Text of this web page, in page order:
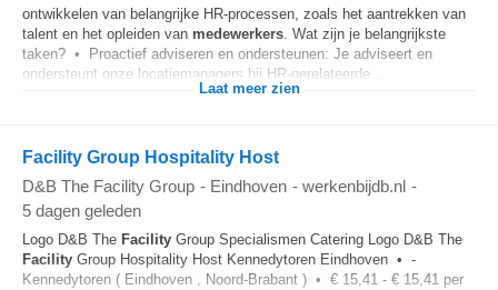
ontwikkelen van belangrijke HR-processen, zoals het aantrekken van
talent en het opleiden van medewerkers. Wat zijn je belangrijkste
taken? • Proactief adviseren en ondersteunen: Je adviseert en
ondersteunt onze locatiemanagers bij HR-gerelateerde...
Laat meer zien
Facility Group Hospitality Host
D&B The Facility Group - Eindhoven - werkenbijdb.nl -
5 dagen geleden
Logo D&B The Facility Group Specialismen Catering Logo D&B The
Facility Group Hospitality Host Kennedytoren Eindhoven • -
Kennedytoren ( Eindhoven , Noord-Brabant ) • € 15,41 - € 15,41 per